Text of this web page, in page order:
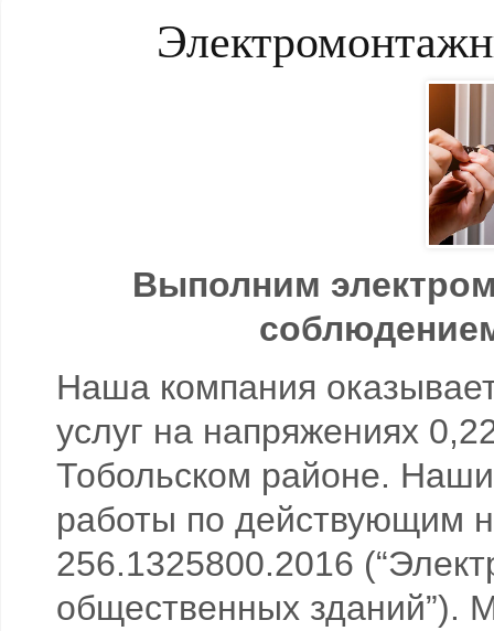
Выполним
Наша компания
услуг на напряжениях
Тобольском районе.
работы по
256.1325800.2016
общественных зданий”).